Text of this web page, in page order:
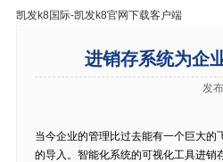
凯发k8国际-凯发k8官网下载客户端
进销存系统为企
发
当今企业的管理比过去能有一个巨大
的导入。智能化系统的可视化工具进销